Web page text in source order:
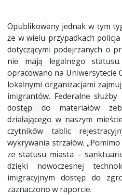
Opublikowany jednak w tym
że w wielu przypadkach
dotyczącymi podejrzanych o
nie mają legalnego
opracowano na Uniwersytecie
lokalnymi organizacjami
imigrantów. Federalne
dostęp do materiałów
działającego w naszym
czytników tablic
wykrywania strzałów.
ze statusu miasta –
dzięki nowoczesnej
imigracyjnym dostęp do
zaznaczono w raporcie.